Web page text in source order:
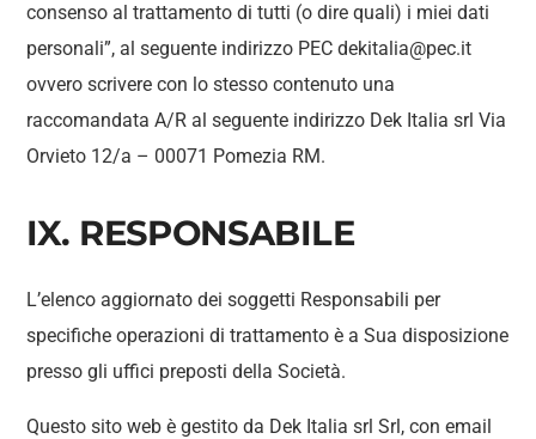
consenso al trattamento di tutti (o dire quali) i miei dati
personali”, al seguente indirizzo PEC dekitalia@pec.it
ovvero scrivere con lo stesso contenuto una
raccomandata A/R al seguente indirizzo Dek Italia srl Via
Orvieto 12/a – 00071 Pomezia RM.
IX. RESPONSABILE
L’elenco aggiornato dei soggetti Responsabili per
specifiche operazioni di trattamento è a Sua disposizione
presso gli uffici preposti della Società.
Questo sito web è gestito da Dek Italia srl Srl, con email